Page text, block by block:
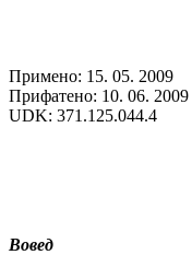
Примено: 15. 05. 2009
Прифатено: 10. 06. 2009
UDK: 371.125.044.4
Вовед